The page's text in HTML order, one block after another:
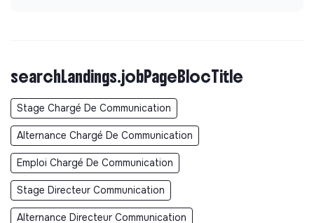
searchLandings.jobPageBlocTitle
Stage Chargé De Communication
Alternance Chargé De Communication
Emploi Chargé De Communication
Stage Directeur Communication
Alternance Directeur Communication